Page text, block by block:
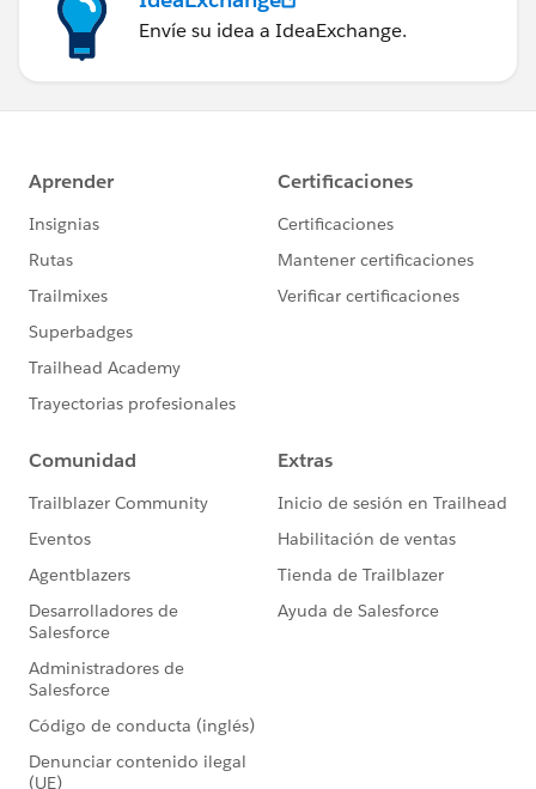
Envíe su idea a IdeaExchange.